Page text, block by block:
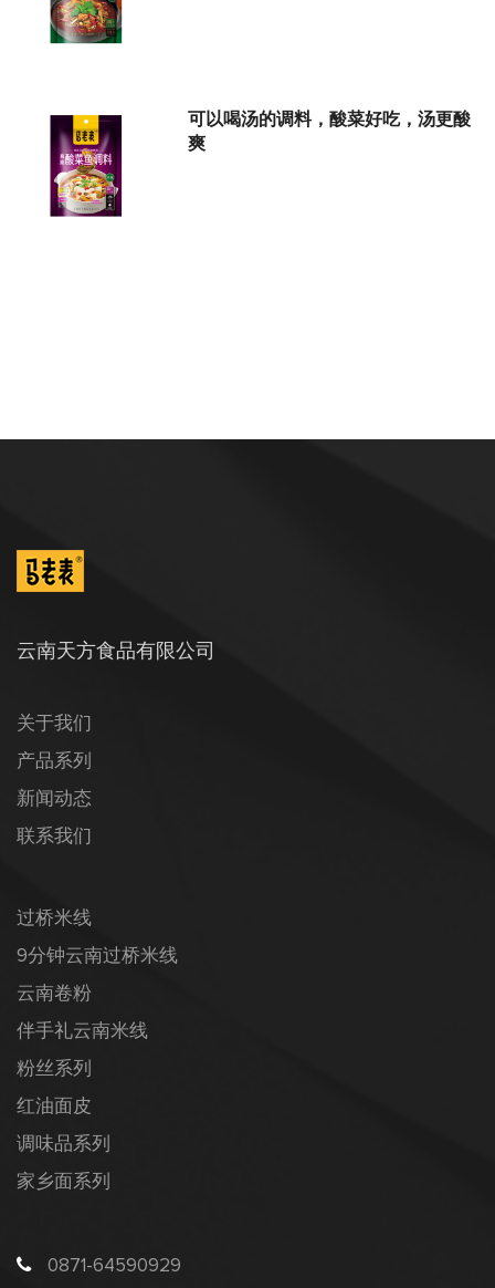
可以喝汤的调料，酸菜好吃，汤更酸
爽
云南天方食品有限公司
关于我们
产品系列
新闻动态
联系我们
过桥米线
9分钟云南过桥米线
云南卷粉
伴手礼云南米线
粉丝系列
红油面皮
调味品系列
家乡面系列
0871-64590929